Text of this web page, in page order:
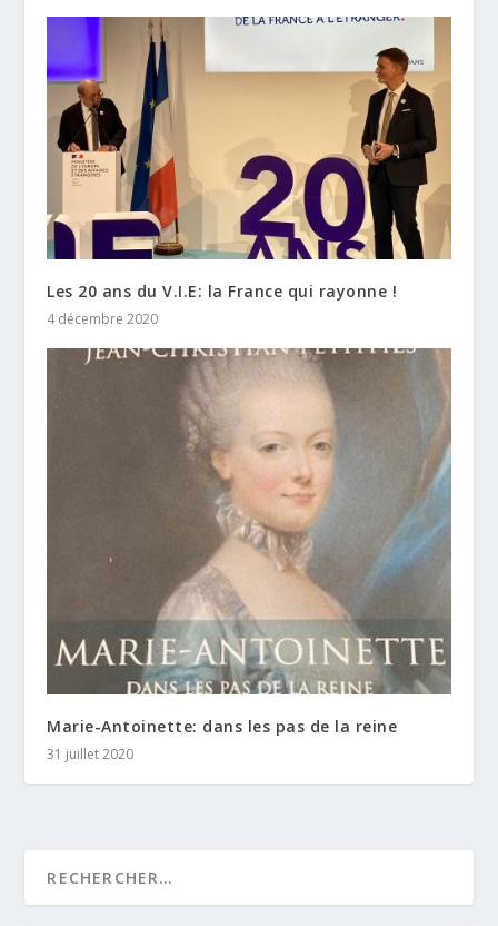
Les 20 ans du V.I.E: la France qui rayonne !
4 décembre 2020
Marie-Antoinette: dans les pas de la reine
31 juillet 2020